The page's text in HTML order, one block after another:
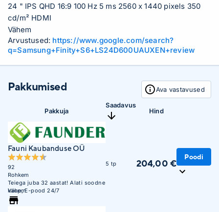
24 " IPS QHD 16:9 100 Hz 5 ms 2560 x 1440 pixels 350
cd/m² HDMI
Vähem
Arvustused: https://www.google.com/search?
q=Samsung+Finity+S6+LS24D600UAUXEN+review
Pakkumised Ava vastavused
Pakkuja
Saadavus
Hind
Fauni Kaubanduse OÜ
92
Rohkem
Teiega juba 32 aastat! Alati soodne
kaup, E-pood 24/7
Vähem
5 tp 204,00 €
Poodi